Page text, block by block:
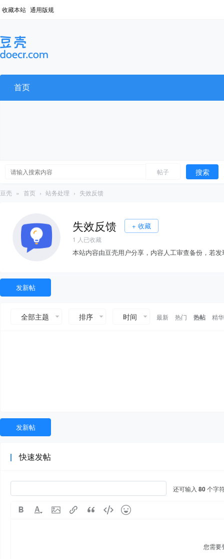
收藏本站 通用版规
首页
帖子 搜索
豆壳 » 首页 › 站务处理 › 失效反馈
失效反馈 + 收藏
1 人已收藏
本站内容由豆壳用户分享，内容人工审查备份，若
发新帖
全部主题 排序 时间 最新 热门 热帖 精华
发新帖
快速发帖
还可输入 80个字
您需要